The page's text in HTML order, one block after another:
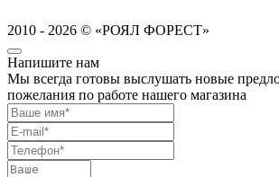
2010 - 2026 © «РОЯЛ ФОРЕСТ»
Напишите нам
Мы всегда готовы выслушать новые
пожелания по работе нашего магазина